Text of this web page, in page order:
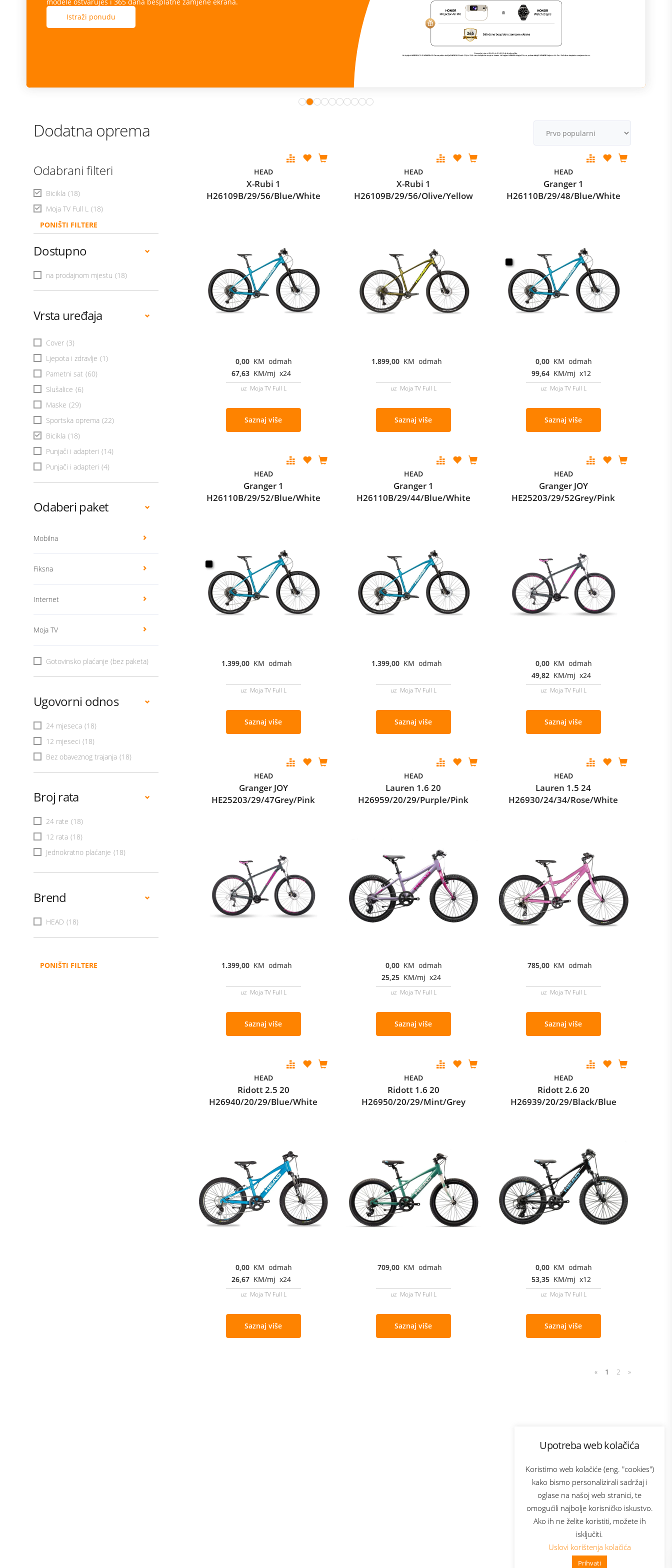
Upotreba web kolačića
Koristimo web kolačiće (eng. "cookies")
kako bismo personalizirali sadržaj i
oglase na našoj web stranici, te
omogućili najbolje korisničko iskustvo.
Ako ih ne želite koristiti, možete ih
isključiti.
Uslovi korištenja kolačića
Prihvati
👋 Zdravo, kako mogu pomoći?
Istraži ponudu
Dodatna oprema
Odabrani filteri
Bicikla (18)
Moja TV Full L (18)
PONIŠTI FILTERE
Dostupno
na prodajnom mjestu (18)
Vrsta uređaja
Cover (3)
Ljepota i zdravlje (1)
Pametni sat (60)
Slušalice (6)
Maske (29)
Sportska oprema (22)
Bicikla (18)
Punjači i adapteri (14)
Punjači i adapteri (4)
Odaberi paket
Mobilna
Fiksna
Internet
Moja TV
Gotovinsko plaćanje (bez paketa)
Ugovorni odnos
24 mjeseca (18)
12 mjeseci (18)
Bez obaveznog trajanja (18)
Broj rata
24 rate (18)
12 rata (18)
Jednokratno plaćanje (18)
Brend
HEAD (18)
PONIŠTI FILTERE
HEAD
X-Rubi 1
H26109B/29/56/Blue/White
0,00 KM odmah
67,63 KM/mj x24
uz Moja TV Full L
Saznaj više
HEAD
X-Rubi 1
H26109B/29/56/Olive/Yellow
1.899,00 KM odmah
uz Moja TV Full L
Saznaj više
HEAD
Granger 1
H26110B/29/48/Blue/White
0,00 KM odmah
99,64 KM/mj x12
uz Moja TV Full L
Saznaj više
HEAD
Granger 1
H26110B/29/52/Blue/White
1.399,00 KM odmah
uz Moja TV Full L
Saznaj više
HEAD
Granger 1
H26110B/29/44/Blue/White
1.399,00 KM odmah
uz Moja TV Full L
Saznaj više
HEAD
Granger JOY
HE25203/29/52Grey/Pink
0,00 KM odmah
49,82 KM/mj x24
uz Moja TV Full L
Saznaj više
HEAD
Granger JOY
HE25203/29/47Grey/Pink
1.399,00 KM odmah
uz Moja TV Full L
Saznaj više
HEAD
Lauren 1.6 20
H26959/20/29/Purple/Pink
0,00 KM odmah
25,25 KM/mj x24
uz Moja TV Full L
Saznaj više
HEAD
Lauren 1.5 24
H26930/24/34/Rose/White
785,00 KM odmah
uz Moja TV Full L
Saznaj više
HEAD
Ridott 2.5 20
H26940/20/29/Blue/White
0,00 KM odmah
26,67 KM/mj x24
uz Moja TV Full L
Saznaj više
HEAD
Ridott 1.6 20
H26950/20/29/Mint/Grey
709,00 KM odmah
uz Moja TV Full L
Saznaj više
HEAD
Ridott 2.6 20
H26939/20/29/Black/Blue
0,00 KM odmah
53,35 KM/mj x12
uz Moja TV Full L
Saznaj više
« 1 2 »
Bonus plus
Prijava za newsletter